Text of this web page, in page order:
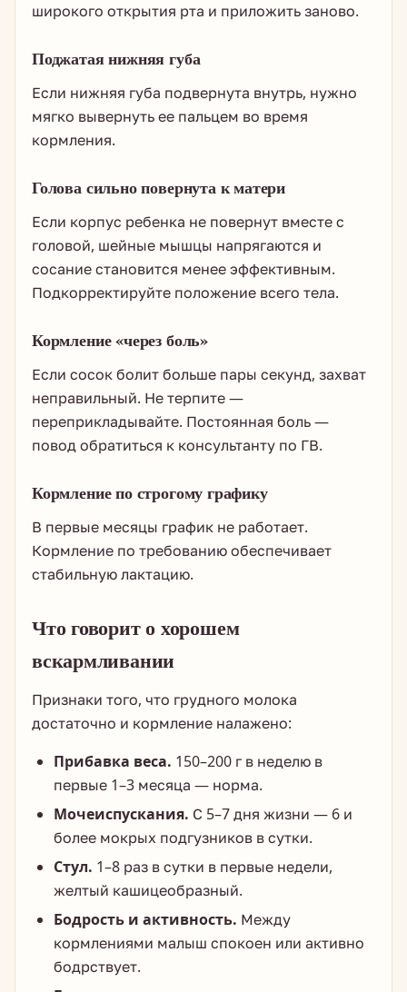
широкого открытия рта и приложить заново.
Поджатая нижняя губа
Если нижняя губа подвернута внутрь, нужно
мягко вывернуть ее пальцем во время
кормления.
Голова сильно повернута к матери
Если корпус ребенка не повернут вместе с
головой, шейные мышцы напрягаются и
сосание становится менее эффективным.
Подкорректируйте положение всего тела.
Кормление «через боль»
Если сосок болит больше пары секунд, захват
неправильный. Не терпите —
переприкладывайте. Постоянная боль —
повод обратиться к консультанту по ГВ.
Кормление по строгому графику
В первые месяцы график не работает.
Кормление по требованию обеспечивает
стабильную лактацию.
Что говорит о хорошем
вскармливании
Признаки того, что грудного молока
достаточно и кормление налажено:
Прибавка веса. 150–200 г в неделю в
первые 1–3 месяца — норма.
Мочеиспускания. С 5–7 дня жизни — 6 и
более мокрых подгузников в сутки.
Стул. 1–8 раз в сутки в первые недели,
желтый кашицеобразный.
Бодрость и активность. Между
кормлениями малыш спокоен или активно
бодрствует.